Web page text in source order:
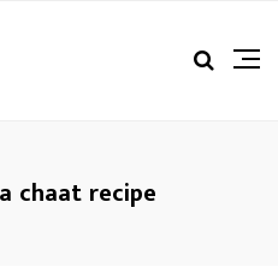
chaat recipe